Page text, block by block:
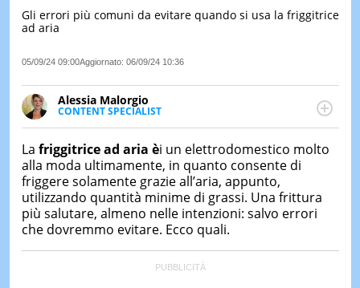
IERI
Gli errori più comuni da evitare quando si usa la friggitrice
ad aria
05/09/24 09:00Aggiornato: 06/09/24 10:36
Alessia Malorgio
CONTENT SPECIALIST
Ha conseguito un Master in Marketing Management
e Google Digital Training su Marketing digitale. Si
occupa della creazione di contenuti in ottica SEO e
dello sviluppo di strategie marketing attraverso
canali digitali.
La friggitrice ad aria èi un elettrodomestico molto
alla moda ultimamente, in quanto consente di
friggere solamente grazie all’aria, appunto,
utilizzando quantità minime di grassi. Una frittura
più salutare, almeno nelle intenzioni: salvo errori
che dovremmo evitare. Ecco quali.